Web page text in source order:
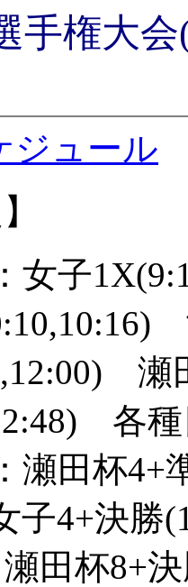
権大会
ジュール
女子
各種
瀬田杯
4+決勝
田杯8+